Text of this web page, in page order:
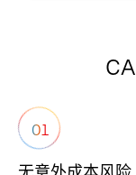
CA
01
无意外成本风险